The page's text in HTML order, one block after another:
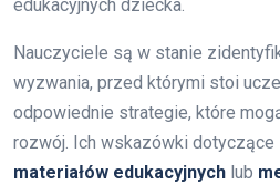
edukacyjnych dziecka.
Nauczyciele są w stanie
wyzwania, przed którymi stoi
odpowiednie strategie, które
rozwój. Ich wskazówki dotyczące
materiałów edukacyjnych lub